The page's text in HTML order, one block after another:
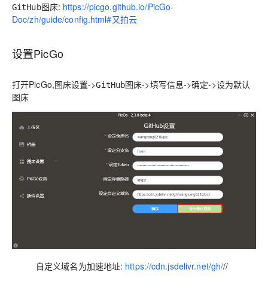
GitHub图床: https://picgo.github.io/PicGo-
Doc/zh/guide/config.html#又拍云
设置PicGo
打开PicGo,图床设置->GitHub图床->填写信息->确定->设为默认
图床
自定义域名为加速地址: https://cdn.jsdelivr.net/gh///